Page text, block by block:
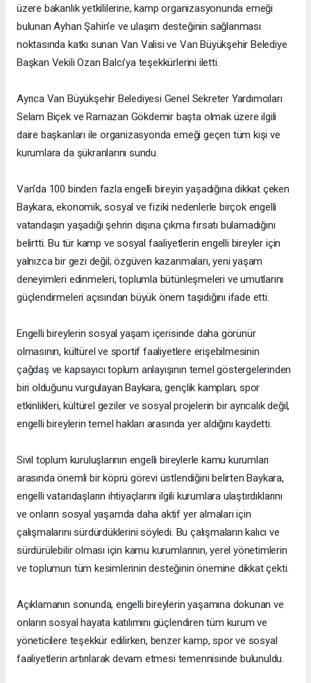
üzere bakanlık yetkililerine, kamp organizasyonunda emeği
bulunan Ayhan Şahin’e ve ulaşım desteğinin sağlanması
noktasında katkı sunan Van Valisi ve Van Büyükşehir Belediye
Başkan Vekili Ozan Balcı’ya teşekkürlerini iletti.
Ayrıca Van Büyükşehir Belediyesi Genel Sekreter Yardımcıları
Selam Biçek ve Ramazan Gökdemir başta olmak üzere ilgili
daire başkanları ile organizasyonda emeği geçen tüm kişi ve
kurumlara da şükranlarını sundu.
Van’da 100 binden fazla engelli bireyin yaşadığına dikkat çeken
Baykara, ekonomik, sosyal ve fiziki nedenlerle birçok engelli
vatandaşın yaşadığı şehrin dışına çıkma fırsatı bulamadığını
belirtti. Bu tür kamp ve sosyal faaliyetlerin engelli bireyler için
yalnızca bir gezi değil; özgüven kazanmaları, yeni yaşam
deneyimleri edinmeleri, toplumla bütünleşmeleri ve umutlarını
güçlendirmeleri açısından büyük önem taşıdığını ifade etti.
Engelli bireylerin sosyal yaşam içerisinde daha görünür
olmasının, kültürel ve sportif faaliyetlere erişebilmesinin
çağdaş ve kapsayıcı toplum anlayışının temel göstergelerinden
biri olduğunu vurgulayan Baykara, gençlik kampları, spor
etkinlikleri, kültürel geziler ve sosyal projelerin bir ayrıcalık değil,
engelli bireylerin temel hakları arasında yer aldığını kaydetti.
Sivil toplum kuruluşlarının engelli bireylerle kamu kurumları
arasında önemli bir köprü görevi üstlendiğini belirten Baykara,
engelli vatandaşların ihtiyaçlarını ilgili kurumlara ulaştırdıklarını
ve onların sosyal yaşamda daha aktif yer almaları için
çalışmalarını sürdürdüklerini söyledi. Bu çalışmaların kalıcı ve
sürdürülebilir olması için kamu kurumlarının, yerel yönetimlerin
ve toplumun tüm kesimlerinin desteğinin önemine dikkat çekti.
Açıklamanın sonunda, engelli bireylerin yaşamına dokunan ve
onların sosyal hayata katılımını güçlendiren tüm kurum ve
yöneticilere teşekkür edilirken, benzer kamp, spor ve sosyal
faaliyetlerin artırılarak devam etmesi temennisinde bulunuldu.